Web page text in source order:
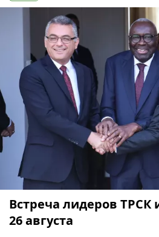
Встреча лидеров ТРСК
26 августа